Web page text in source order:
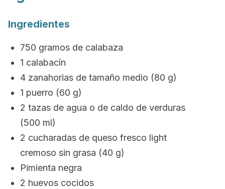
Ingredientes
750 gramos de calabaza
1 calabacín
4 zanahorias de tamaño medio (80 g)
1 puerro (60 g)
2 tazas de agua o de caldo de verduras
(500 ml)
2 cucharadas de queso fresco light
cremoso sin grasa (40 g)
Pimienta negra
2 huevos cocidos